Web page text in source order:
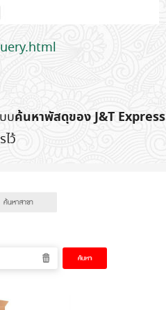
บค้นหาพัสดุของ J&T Express
ว้